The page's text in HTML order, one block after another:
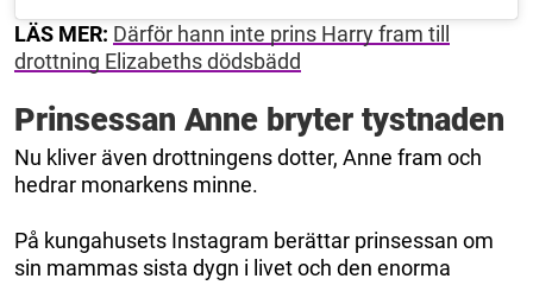
LÄS MER: Därför hann inte prins Harry fram till
drottning Elizabeths dödsbädd
Prinsessan Anne bryter tystnaden
Nu kliver även drottningens dotter, Anne fram och
hedrar monarkens minne.
På kungahusets Instagram berättar prinsessan om
sin mammas sista dygn i livet och den enorma